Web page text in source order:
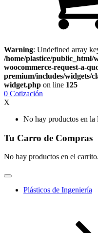
Warning: Undefined array
/home/plastice/public_html/
woocommerce-request-a-
premium/includes/widgets/
widget.php on line 125
0 Cotización
X
No hay productos en la
Tu Carro de Compras
No hay productos en el carrito.
Plásticos de Ingeniería